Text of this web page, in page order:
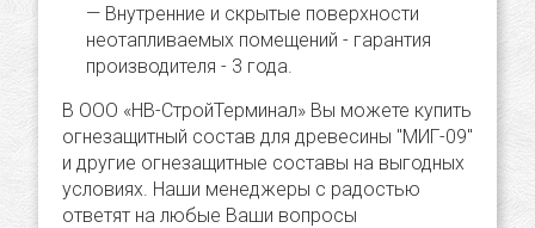
Внутренние и скрытые поверхности
неотапливаемых помещений - гарантия
производителя - 3 года.
В ООО «НВ-СтройТерминал» Вы можете купить
огнезащитный состав для древесины "МИГ-09"
и другие огнезащитные составы на выгодных
условиях. Наши менеджеры с радостью
ответят на любые Ваши вопросы